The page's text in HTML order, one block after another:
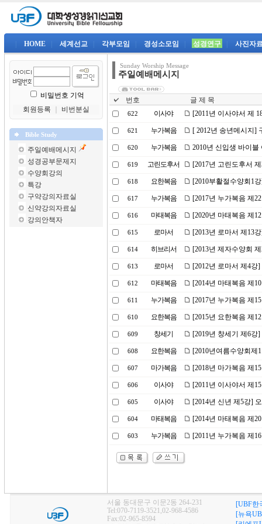
HOME 세계선교 각부모임 경성소모임 성경연구 사진자
비밀번호 기억
회원등록
비번분실
Bible Study
주일예배메시지
성경공부문제지
수양회강의
특강
구약강의자료실
신약강의자료실
강의안책자
Sunday Worship Message
주일예배메시지
번호 글 제 목
622 이사야 [2011년 이사야서 제
621 누가복음 [ 2012년 송년메시지]
620 누가복음 2010년 신입생 바이블
619 고린도후서 [2017년 고린도후서
618 요한복음 [2010부활절수양회1
617 누가복음 [2017년 누가복음 제
616 마태복음 [2020년 마태복음 제
615 로마서 [2013년 로마서 제13
614 히브리서 [2013년 제자수양회
613 로마서 [2012년 로마서 제4강
612 마태복음 [2014년 마태복음 제
611 누가복음 [2017년 누가복음 제
610 요한복음 [2015년 요한복음 제
609 창세기 [2019년 창세기 제6강
608 요한복음 [2010년여름수양회제
607 마가복음 [2018년 마가복음 제
606 이사야 [2011년 이사야서 제
605 이사야 [2014년 신년 제5강]
604 마태복음 [2014년 마태복음 제
603 누가복음 [2011년 누가복음 제
서울 동대문구 이문2동 264-231
Tel:070-7119-3521,02-968-4586
Fax:02-965-8594
[UBF한
[뉴욕